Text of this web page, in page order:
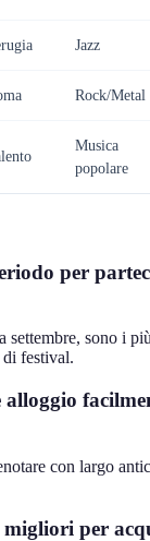
Jazz
Rock/Metal
Musica
popolare
per
settembre, sono i
festival.
con largo
per